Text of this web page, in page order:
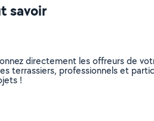
savoir
directement les offreurs de
terrassiers, professionnels et
!